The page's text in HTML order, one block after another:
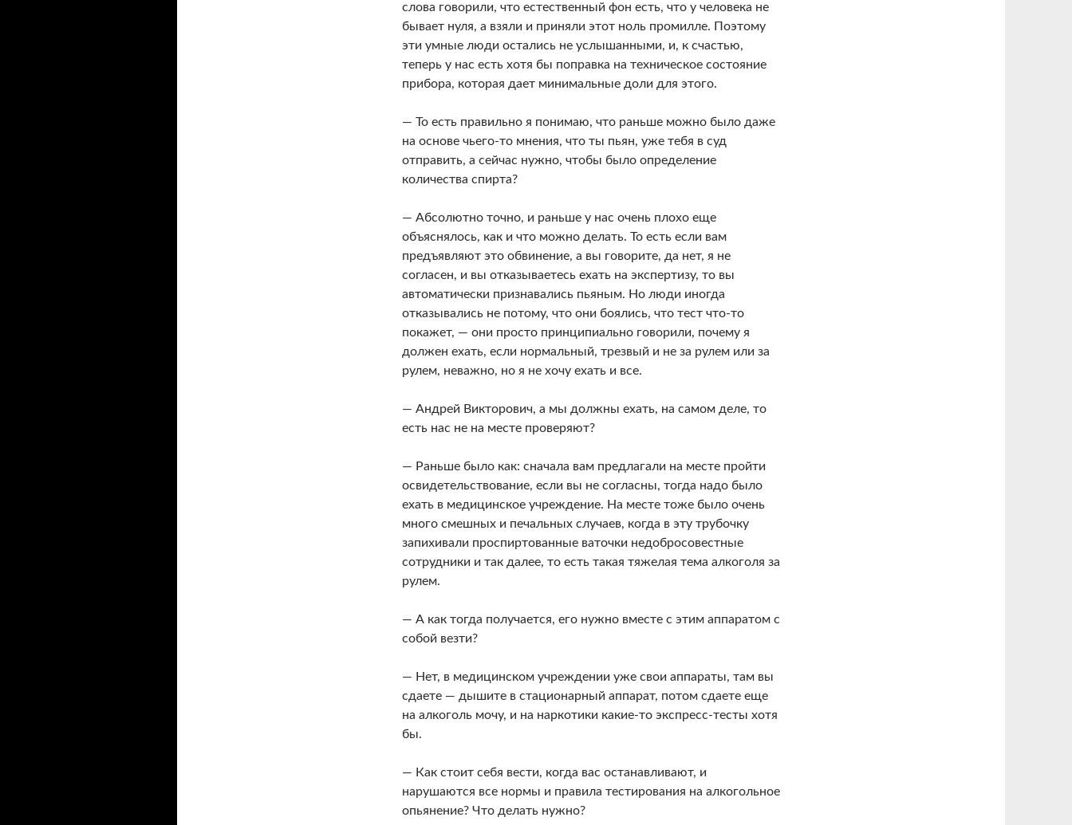
слова говорили, что естественный фон есть, что у человека не
бывает нуля, а взяли и приняли этот ноль промилле. Поэтому
эти умные люди остались не услышанными, и, к счастью,
теперь у нас есть хотя бы поправка на техническое состояние
прибора, которая дает минимальные доли для этого.
— То есть правильно я понимаю, что раньше можно было даже
на основе чьего-то мнения, что ты пьян, уже тебя в суд
отправить, а сейчас нужно, чтобы было определение
количества спирта?
— Абсолютно точно, и раньше у нас очень плохо еще
объяснялось, как и что можно делать. То есть если вам
предъявляют это обвинение, а вы говорите, да нет, я не
согласен, и вы отказываетесь ехать на экспертизу, то вы
автоматически признавались пьяным. Но люди иногда
отказывались не потому, что они боялись, что тест что-то
покажет, — они просто принципиально говорили, почему я
должен ехать, если нормальный, трезвый и не за рулем или за
рулем, неважно, но я не хочу ехать и все.
— Андрей Викторович, а мы должны ехать, на самом деле, то
есть нас не на месте проверяют?
— Раньше было как: сначала вам предлагали на месте пройти
освидетельствование, если вы не согласны, тогда надо было
ехать в медицинское учреждение. На месте тоже было очень
много смешных и печальных случаев, когда в эту трубочку
запихивали проспиртованные ваточки недобросовестные
сотрудники и так далее, то есть такая тяжелая тема алкоголя за
рулем.
— А как тогда получается, его нужно вместе с этим аппаратом с
собой везти?
— Нет, в медицинском учреждении уже свои аппараты, там вы
сдаете — дышите в стационарный аппарат, потом сдаете еще
на алкоголь мочу, и на наркотики какие-то экспресс-тесты хотя
бы.
— Как стоит себя вести, когда вас останавливают, и
нарушаются все нормы и правила тестирования на алкогольное
опьянение? Что делать нужно?